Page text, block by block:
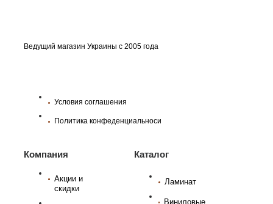
Ведущий магазин Украины с 2005 года
Условия соглашения
Политика конфеденциальноси
Компания
Акции и
скидки
Каталог
Ламинат
Виниловые